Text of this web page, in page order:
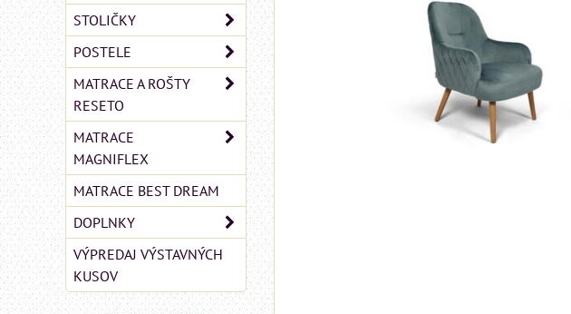
STOLIČKY
POSTELE
MATRACE A ROŠTY
RESETO
MATRACE
MAGNIFLEX
MATRACE BEST DREAM
DOPLNKY
VÝPREDAJ VÝSTAVNÝCH
KUSOV